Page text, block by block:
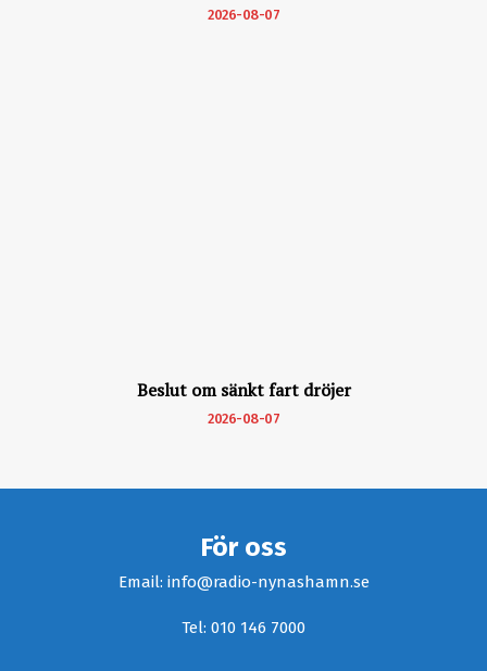
2026-08-07
Beslut om sänkt fart dröjer
2026-08-07
För oss
Email: info@radio-nynashamn.se
Tel: 010 146 7000